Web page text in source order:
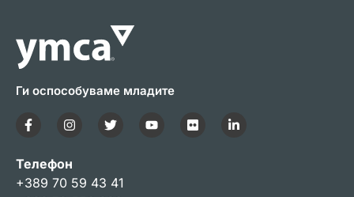
Ги оспособуваме младите
Телефон
+389 70 59 43 41